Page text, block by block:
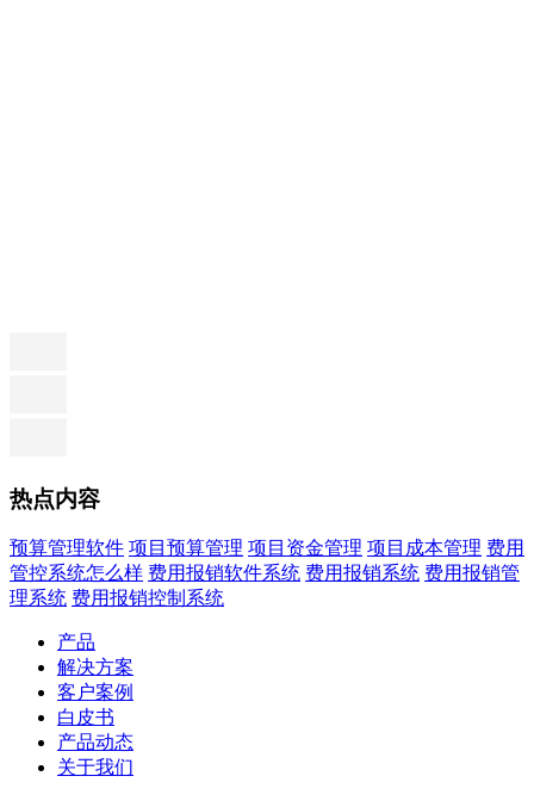
热点内容
预算管理软件 项目预算管理 项目资金管理 项目成本管理 费用
管控系统怎么样 费用报销软件系统 费用报销系统 费用报销管
理系统 费用报销控制系统
产品
解决方案
客户案例
白皮书
产品动态
关于我们